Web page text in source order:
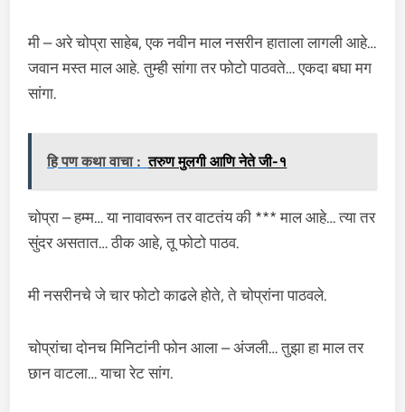
मी – अरे चोप्रा साहेब, एक नवीन माल नसरीन हाताला लागली आहे…
जवान मस्त माल आहे. तुम्ही सांगा तर फोटो पाठवते… एकदा बघा मग
सांगा.
हि पण कथा वाचा : तरुण मुलगी आणि नेते जी-१
चोप्रा – हम्म… या नावावरून तर वाटतंय की *** माल आहे… त्या तर
सुंदर असतात… ठीक आहे, तू फोटो पाठव.
मी नसरीनचे जे चार फोटो काढले होते, ते चोप्रांना पाठवले.
चोप्रांचा दोनच मिनिटांनी फोन आला – अंजली… तुझा हा माल तर
छान वाटला… याचा रेट सांग.